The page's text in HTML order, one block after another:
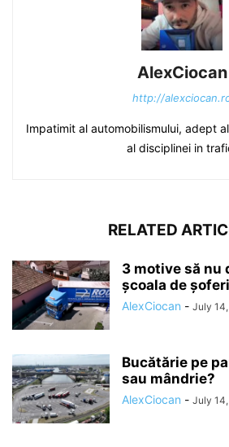
AlexCiocan
http://
Impatimit al automobilismului, adept
al disciplinei in
RELATED
3 motive să nu
școala de
AlexCiocan - July
Bucătărie pe
sau mândrie?
AlexCiocan - July